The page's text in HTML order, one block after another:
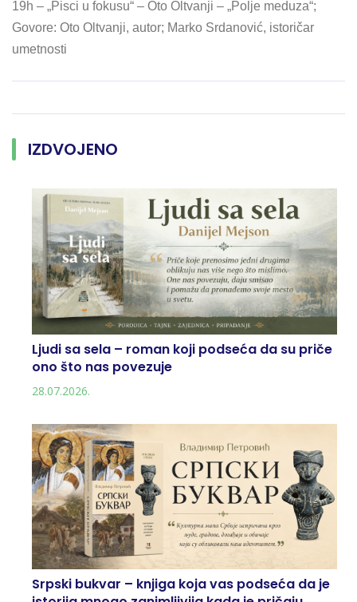
19h – „Pisci u fokusu“ – Oto Oltvanji – „Polje meduza“;
Govore: Oto Oltvanji, autor; Marko Srdanović, istoričar
umetnosti
IZDVOJENO
Ljudi sa sela – roman koji podseća da su priče
ono što nas povezuje
28.07.2026.
Srpski bukvar – knjiga koja vas podseća da je